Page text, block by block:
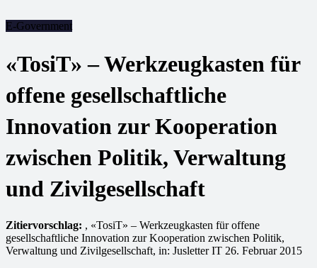
E-Government
«TosiT» – Werkzeugkasten für
offene gesellschaftliche
Innovation zur Kooperation
zwischen Politik, Verwaltung
und Zivilgesellschaft
Zitiervorschlag: , «TosiT» – Werkzeugkasten für offene
gesellschaftliche Innovation zur Kooperation zwischen Politik,
Verwaltung und Zivilgesellschaft, in: Jusletter IT 26. Februar 2015